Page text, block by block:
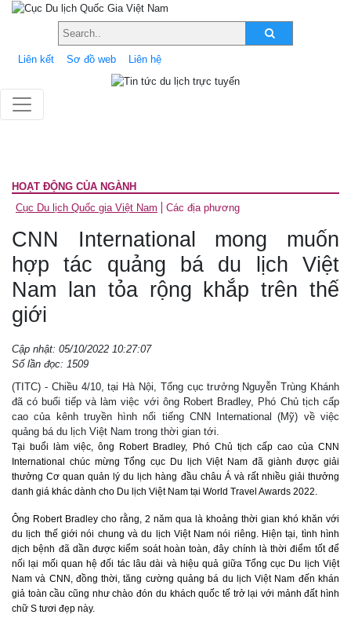
Liên kết Sơ đồ web Liên hệ
HOẠT ĐỘNG CỦA NGÀNH
Cục Du lịch Quốc gia Việt Nam
Các địa phương
CNN International mong muốn
hợp tác quảng bá du lịch Việt
Nam lan tỏa rộng khắp trên thế
giới
Cập nhật: 05/10/2022 10:27:07
Số lần đọc: 1509
(TITC) - Chiều 4/10, tại Hà Nội, Tổng cục trưởng Nguyễn Trùng Khánh
đã có buổi tiếp và làm việc với ông Robert Bradley, Phó Chủ tịch cấp
cao của kênh truyền hình nổi tiếng CNN International (Mỹ) về việc
quảng bá du lịch Việt Nam trong thời gian tới.
Tại buổi làm việc, ông Robert Bradley, Phó Chủ tịch cấp cao của CNN
International chúc mừng Tổng cục Du lịch Việt Nam đã giành được giải
thưởng Cơ quan quản lý du lịch hàng đầu châu Á và rất nhiều giải thưởng
danh giá khác dành cho Du lịch Việt Nam tại World Travel Awards 2022.
Ông Robert Bradley cho rằng, 2 năm qua là khoảng thời gian khó khăn với
du lịch thế giới nói chung và du lịch Việt Nam nói riêng. Hiện tại, tình hình
dịch bệnh đã dần được kiểm soát hoàn toàn, đây chính là thời điểm tốt để
nối lại mối quan hệ đối tác lâu dài và hiệu quả giữa Tổng cục Du lịch Việt
Nam và CNN, đồng thời, tăng cường quảng bá du lịch Việt Nam đến khán
giả toàn cầu cũng như chào đón du khách quốc tế trở lại với mảnh đất hình
chữ S tươi đẹp này.